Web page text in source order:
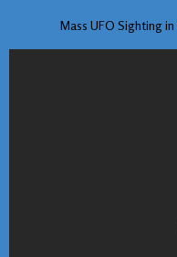
Mass UFO Sighting in